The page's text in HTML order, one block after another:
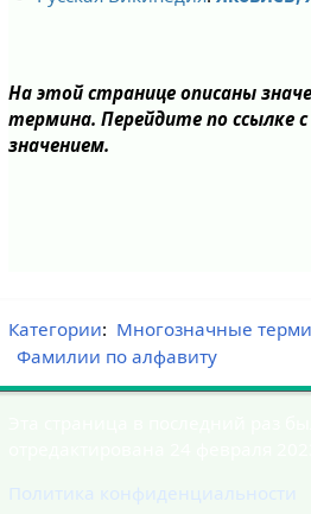
На этой странице описаны
термина. Перейдите по ссылке
значением.
Категории: Многозначные
Фамилии по алфавиту